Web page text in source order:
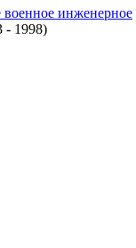
военное инженерное
- 1998)